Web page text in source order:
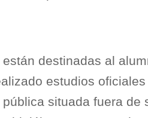
destinadas al
estudios
situada fuera de